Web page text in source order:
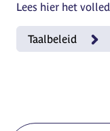
Lees hier het
Taalbeleid